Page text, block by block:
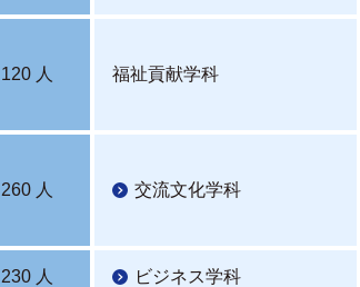
120 人 福祉貢献学科
260 人 交流文化学科
230 人 ビジネス学科